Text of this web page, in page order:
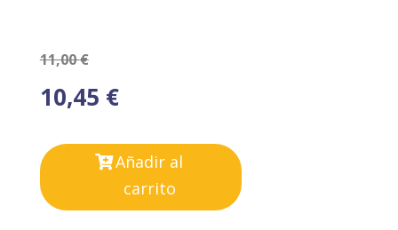
11,00€
10,45 €
Añadir al
carrito